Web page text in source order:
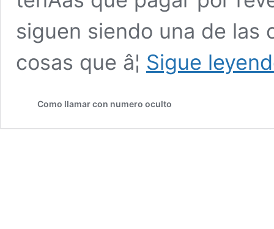
siguen siendo una de las
cosas que â¦ Sigue
Como llamar con numero oculto